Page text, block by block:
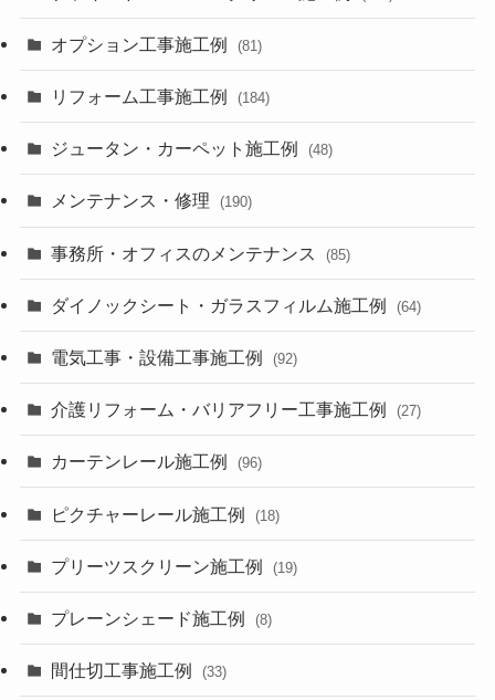
オプション工事施工例 (81)
リフォーム工事施工例 (184)
ジュータン・カーペット施工例 (48)
メンテナンス・修理 (190)
事務所・オフィスのメンテナンス (85)
ダイノックシート・ガラスフィルム施工例 (64)
電気工事・設備工事施工例 (92)
介護リフォーム・バリアフリー工事施工例 (27)
カーテンレール施工例 (96)
ピクチャーレール施工例 (18)
プリーツスクリーン施工例 (19)
プレーンシェード施工例 (8)
間仕切工事施工例 (33)